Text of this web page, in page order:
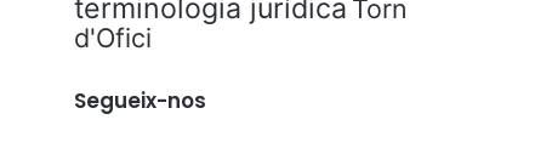
terminologia jurídica Torn
d'Ofici
Segueix-nos